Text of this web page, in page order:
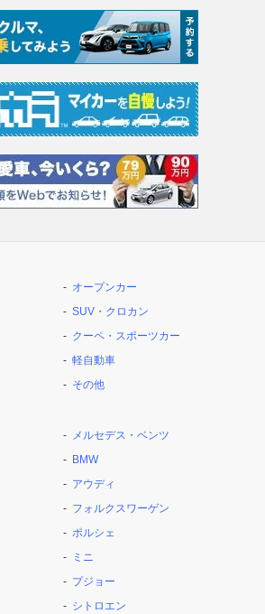
オープンカー
SUV・クロカン
クーペ・スポーツカー
軽自動車
その他
メルセデス・ベンツ
BMW
アウディ
フォルクスワーゲン
ポルシェ
ミニ
プジョー
シトロエン